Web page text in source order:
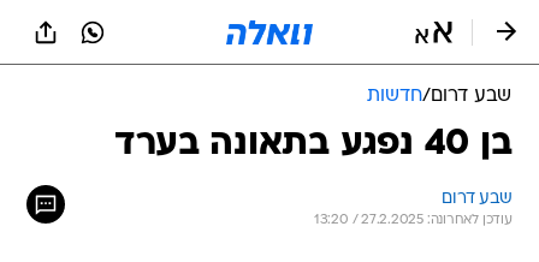
שבע דרום/חדשות
בן 40 נפגע בתאונה בערד
שבע דרום
עודכן לאחרונה: 27.2.2025 / 13:20